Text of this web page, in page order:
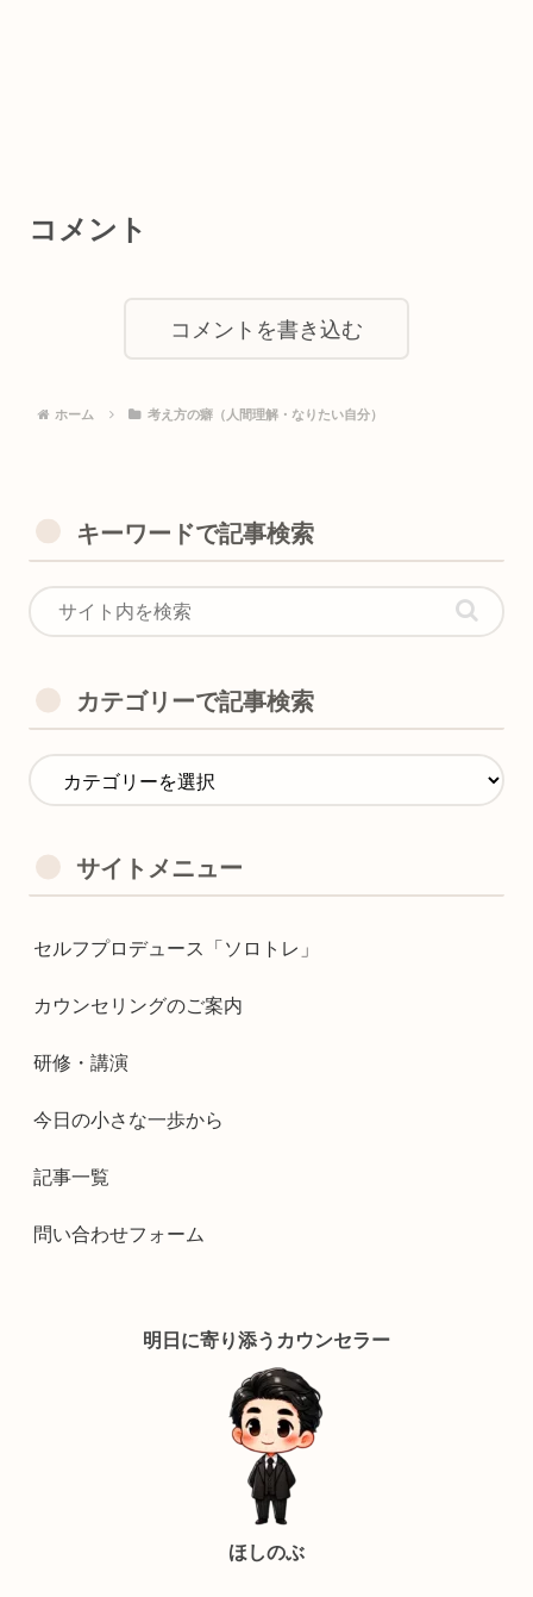
コメント
コメントを書き込む
ホーム 考え方の癖（人間理解・なりたい自分）
キーワードで記事検索
カテゴリーで記事検索
サイトメニュー
セルフプロデュース「ソロトレ」
カウンセリングのご案内
研修・講演
今日の小さな一歩から
記事一覧
問い合わせフォーム
明日に寄り添うカウンセラー
ほしのぶ